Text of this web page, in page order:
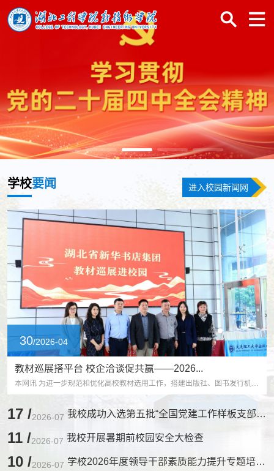
学校要闻
30/2026-04
教材巡展搭平台 校企洽谈促共赢——2026...
本网讯 为进一步规范和优化高校教材选用工作，搭建出版社、图书发行机构与院校高效...
进入校园新闻网
17 /2026-07 我校成功入选第五批“全国党建工作样板支部”培育创建单位
11 /2026-07 我校开展暑期前校园安全大检查
10 /2026-07 学校2026年度领导干部素质能力提升专题培训班圆满结业